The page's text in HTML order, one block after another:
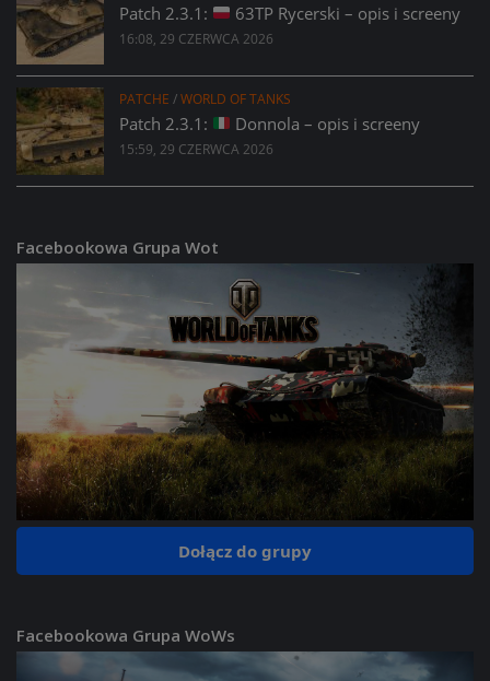
Patch 2.3.1: 63TP Rycerski – opis i screeny
16:08, 29 CZERWCA 2026
PATCHE /WORLD OF TANKS
Patch 2.3.1: Donnola – opis i screeny
15:59, 29 CZERWCA 2026
Facebookowa Grupa Wot
Dołącz do grupy
Facebookowa Grupa WoWs